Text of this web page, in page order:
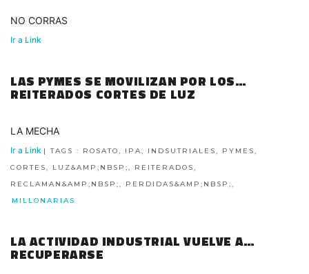
NO CORRAS
Ir a Link
LAS PYMES SE MOVILIZAN POR LOS
REITERADOS CORTES DE LUZ
LA MECHA
Ir a Link | TAGS : ROSATO, IPA, INDSUTRIALES, PYMES,
CORTES, LUZ&AMP;NBSP;, REITERADOS,
RECLAMAN&AMP;NBSP;, PERDIDAS&AMP;NBSP;,
MILLONARIAS
LA ACTIVIDAD INDUSTRIAL VUELVE A
RECUPERARSE